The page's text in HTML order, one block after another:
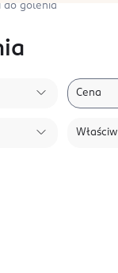
do golenia
Cena